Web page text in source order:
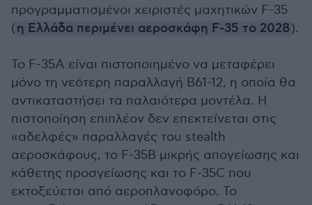
προγραμματισμένοι χειριστές μαχητικών F-35
(η Ελλάδα περιμένει αεροσκάφη F-35 το 2028).
Το F-35A είναι πιστοποιημένο να μεταφέρει
μόνο τη νεότερη παραλλαγή B61-12, η οποία θα
αντικαταστήσει τα παλαιότερα μοντέλα. Η
πιστοποίηση επιπλέον δεν επεκτείνεται στις
«αδελφές» παραλλαγές του stealth
αεροσκάφους, το F-35B μικρής απογείωσης και
κάθετης προσγείωσης και το F-35C που
εκτοξεύεται από αεροπλανοφόρο. Το